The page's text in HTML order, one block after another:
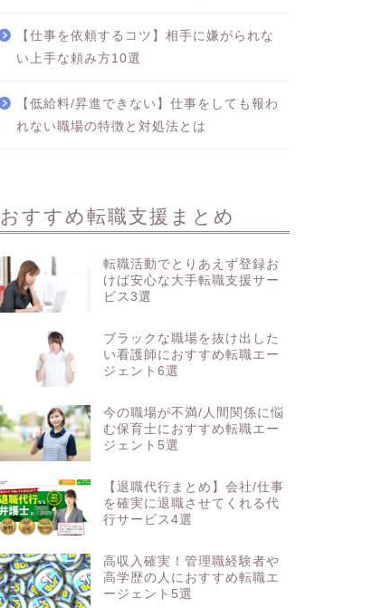
【仕事を依頼するコツ】相手に嫌がられな
い上手な頼み方10選
【低給料/昇進できない】仕事をしても報わ
れない職場の特徴と対処法とは
おすすめ転職支援まとめ
転職活動でとりあえず登録お
けば安心な大手転職支援サー
ビス3選
ブラックな職場を抜け出した
い看護師におすすめ転職エー
ジェント6選
今の職場が不満/人間関係に悩
む保育士におすすめ転職エー
ジェント5選
【退職代行まとめ】会社/仕事
を確実に退職させてくれる代
行サービス4選
高収入確実！管理職経験者や
高学歴の人におすすめ転職エ
ージェント5選